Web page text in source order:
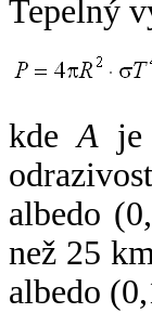
Tepelný
kdeA je
albedo
než 25
albedo